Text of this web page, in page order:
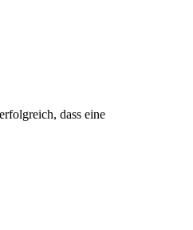
dass eine